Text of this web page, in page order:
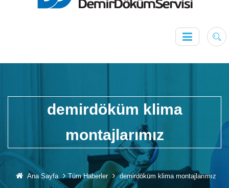
demirdöküm klima
montajlarımız
Ana Sayfa Tüm Haberler demirdöküm klima montajlarımız